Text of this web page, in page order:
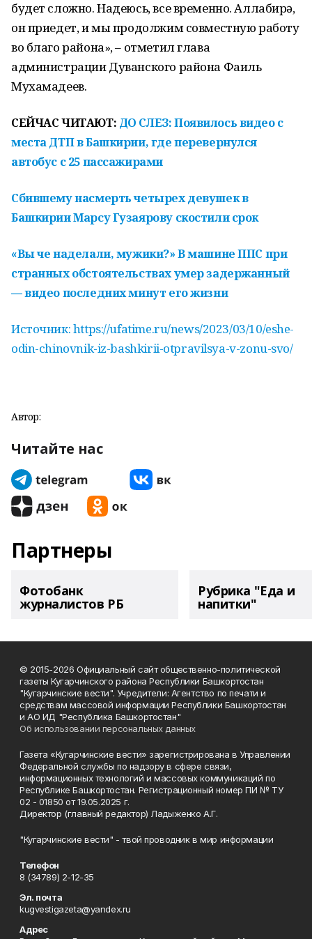
будет сложно. Надеюсь, все временно. Аллабирһә,
он приедет, и мы продолжим совместную работу
во благо района», – отметил глава
администрации Дуванского района Фаиль
Мухамадеев.
СЕЙЧАС ЧИТАЮТ: ДО СЛЕЗ: Появилось видео с
места ДТП в Башкирии, где перевернулся
автобус с 25 пассажирами
Сбившему насмерть четырех девушек в
Башкирии Марсу Гузаярову скостили срок
«Вы че наделали, мужики?» В машине ППС при
странных обстоятельствах умер задержанный
— видео последних минут его жизни
Источник: https://ufatime.ru/news/2023/03/10/eshe-
odin-chinovnik-iz-bashkirii-otpravilsya-v-zonu-svo/
Автор:
Читайте нас
Партнеры
Фотобанк
журналистов РБ
Рубрика "Еда и
напитки"
© 2015-2026 Официальный сайт общественно-политической
газеты Кугарчинского района Республики Башкортостан
"Кугарчинские вести". Учредители: Агентство по печати и
средствам массовой информации Республики Башкортостан
и АО ИД "Республика Башкортостан"
Об использовании персональных данных
Газета «Кугарчинские вести» зарегистрирована в Управлении
Федеральной службы по надзору в сфере связи,
информационных технологий и массовых коммуникаций по
Республике Башкортостан. Регистрационный номер ПИ № ТУ
02 - 01850 от 19.05.2025 г.
Директор (главный редактор) Ладыженко А.Г.
"Кугарчинские вести" - твой проводник в мир информации
Телефон
8 (34789) 2-12-35
Эл. почта
kugvestigazeta@yandex.ru
Адрес